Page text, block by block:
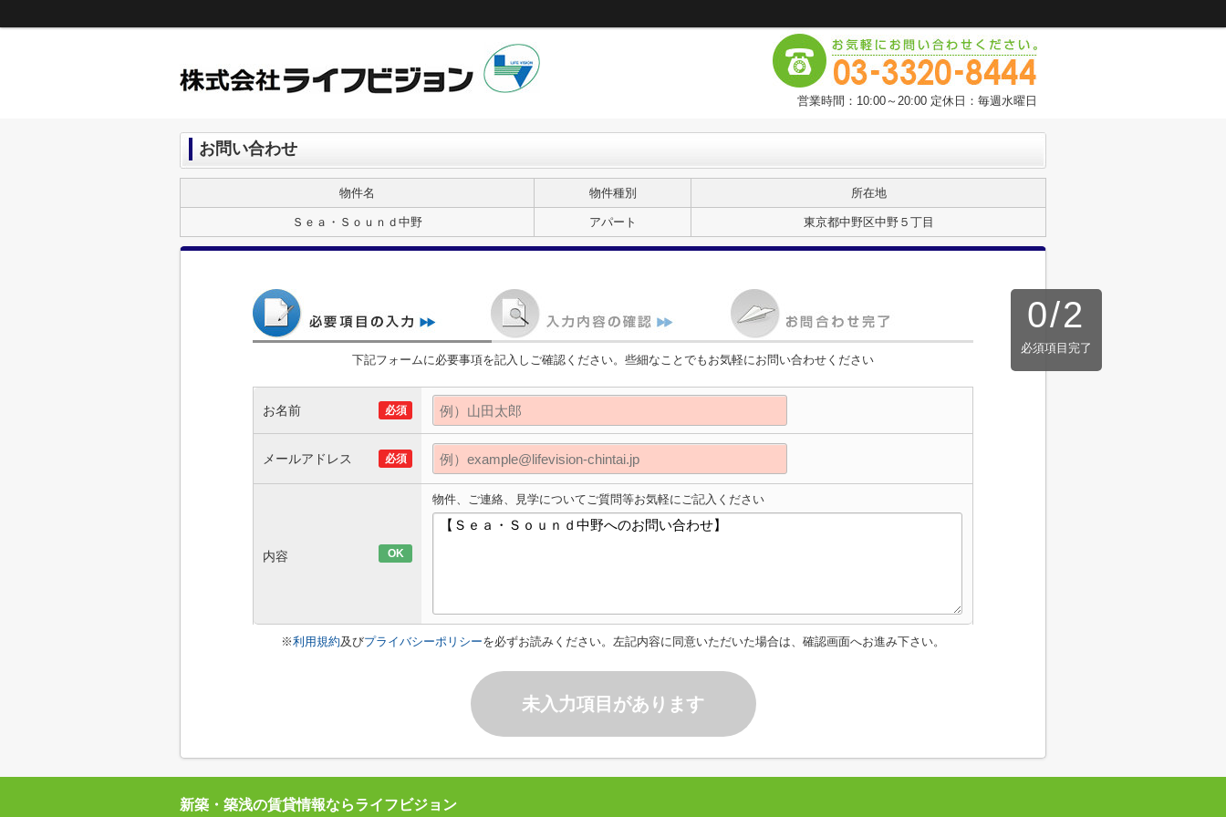
営業時間：10:00～20:00 定休日：毎週水曜日
お問い合わせ
物件名 物件種別 所在地
Ｓｅａ・Ｓｏｕｎｄ中野 アパート 東京都中野区中野５丁目
0/2
必須項目完了
下記フォームに必要事項を記入しご確認ください。些細なことでもお気軽にお問い合わせください
お名前 必須
メールアドレス 必須
内容 OK
物件、ご連絡、見学についてご質問等お気軽にご記入ください
※利用規約及びプライバシーポリシーを必ずお読みください。左記内容に同意いただいた場合は、確認画面へお進み下さい。
未入力項目があります
新築・築浅の賃貸情報ならライフビジョン